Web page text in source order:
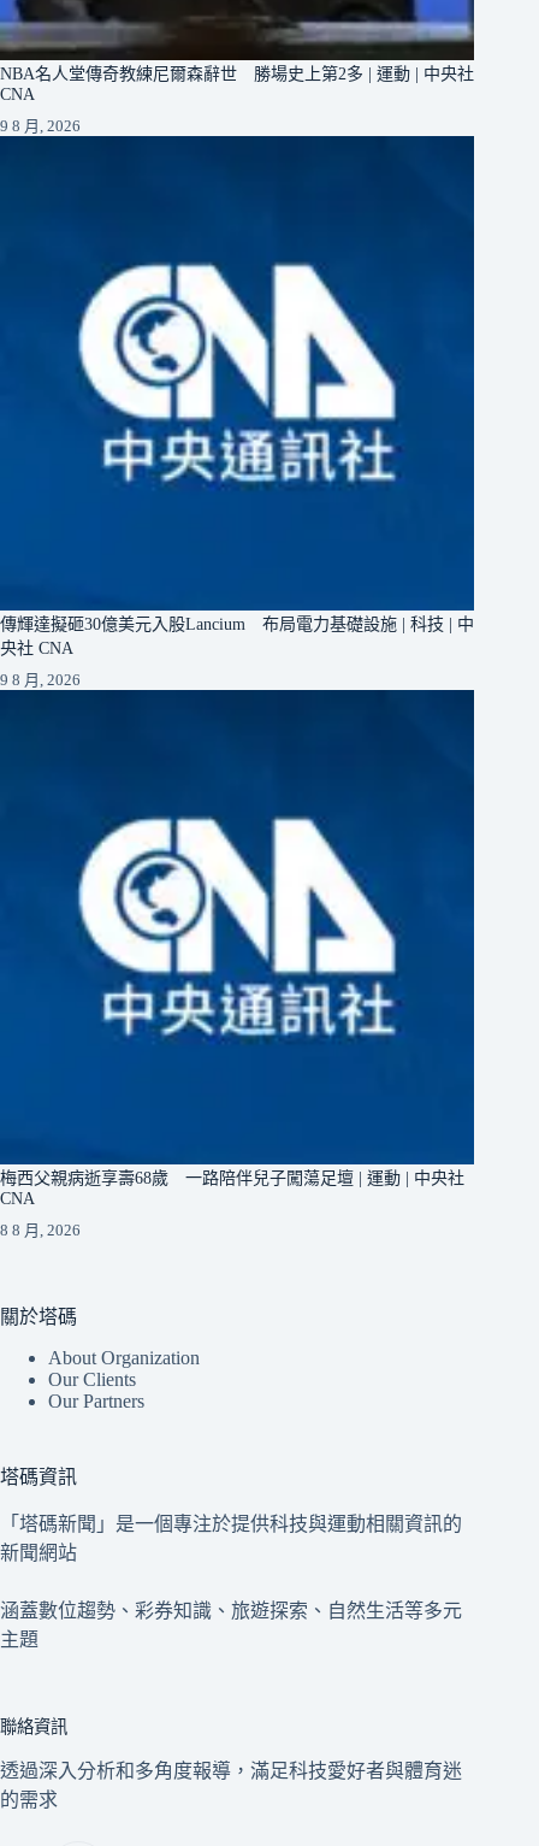
NBA名人堂傳奇教練尼爾森辭世 勝場史上第2多 | 運動 | 中央社
CNA
9 8 月, 2026
傳輝達擬砸30億美元入股Lancium 布局電力基礎設施 | 科技 | 中
央社 CNA
9 8 月, 2026
梅西父親病逝享壽68歲 一路陪伴兒子闖蕩足壇 | 運動 | 中央社
CNA
8 8 月, 2026
關於塔碼
About Organization
Our Clients
Our Partners
塔碼資訊
「塔碼新聞」是一個專注於提供科技與運動相關資訊的
新聞網站
涵蓋數位趨勢、彩券知識、旅遊探索、自然生活等多元
主題
聯絡資訊
透過深入分析和多角度報導，滿足科技愛好者與體育迷
的需求